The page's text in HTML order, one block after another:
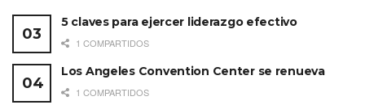
5 claves para ejercer liderazgo efectivo
1 COMPARTIDOS
Los Angeles Convention Center se renueva
1 COMPARTIDOS